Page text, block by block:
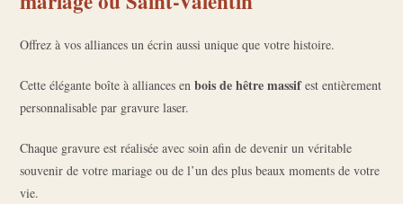
Offrez à vos alliances un écrin aussi unique que votre histoire.
Cette élégante boîte à alliances enbois de hêtre massifest entièrement
personnalisable par gravure laser.
Chaque gravure est réalisée avec soin afin de devenir un véritable
souvenir de votre mariage ou de l’un des plus beaux moments de votre
vie.